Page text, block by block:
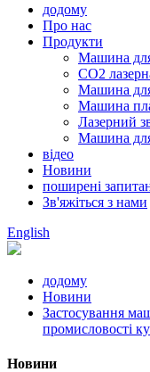
додому
Про нас
Продукти
Машина для
CO2
Машина
Машина
Лазерний
Машина
відео
Новини
поширені
Зв'яжіться з нами
English
додому
Новини
Застосування
промисловості
Новини